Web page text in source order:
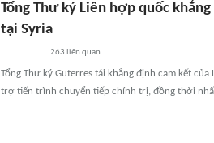
Tổng Thư ký Liên hợp quốc
tại Syria
263 liên quan
Tổng Thư ký Guterres tái khẳng định cam kết
trợ tiến trình chuyển tiếp chính trị, đồng thời